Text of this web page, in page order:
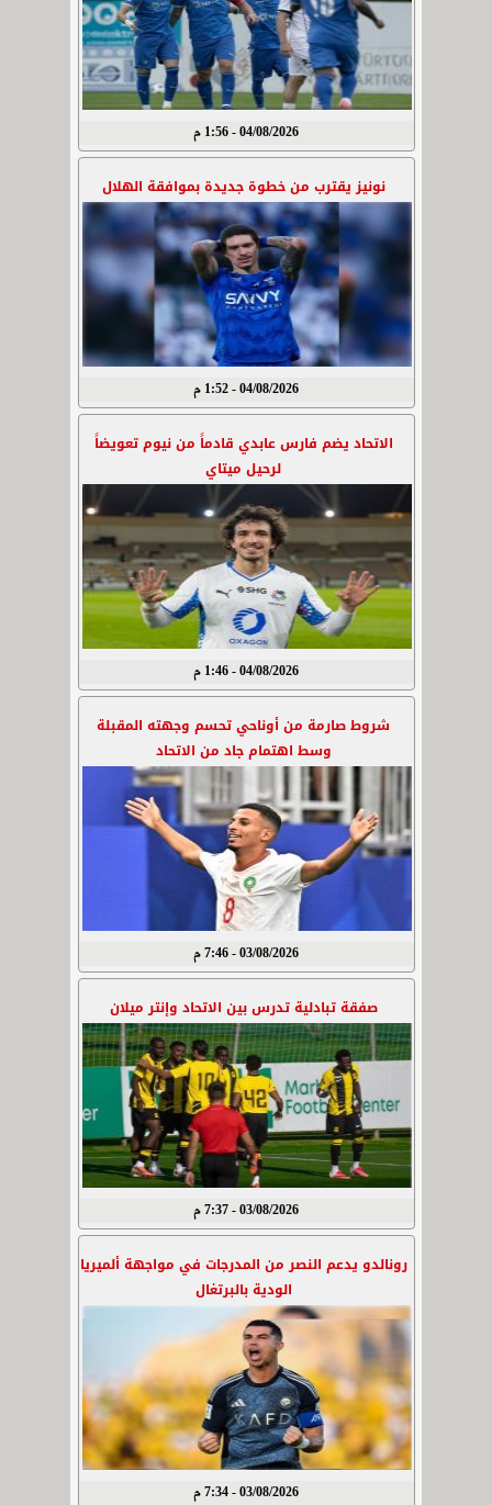
04/08/2026 - 1:56 م
نونيز يقترب من خطوة جديدة بموافقة الهلال
04/08/2026 - 1:52 م
الاتحاد يضم فارس عابدي قادماً من نيوم تعويضاً
لرحيل ميتاي
04/08/2026 - 1:46 م
شروط صارمة من أوناحي تحسم وجهته المقبلة
وسط اهتمام جاد من الاتحاد
03/08/2026 - 7:46 م
صفقة تبادلية تدرس بين الاتحاد وإنتر ميلان
03/08/2026 - 7:37 م
رونالدو يدعم النصر من المدرجات في مواجهة ألميريا
الودية بالبرتغال
03/08/2026 - 7:34 م